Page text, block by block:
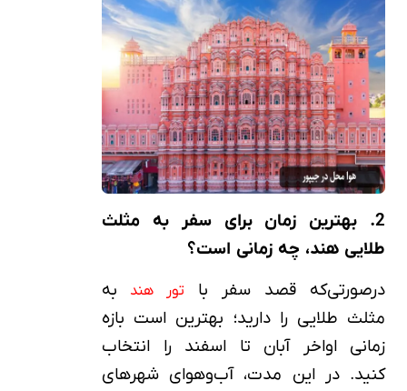
2. بهترین زمان برای سفر به مثلث
طلایی هند، چه زمانی است؟
درصورتی‌که قصد سفر با
تور هند
به
مثلث طلایی را دارید؛ بهترین است بازه
زمانی اواخر آبان تا اسفند را انتخاب
کنید. در این مدت، آب‌وهوای شهرهای